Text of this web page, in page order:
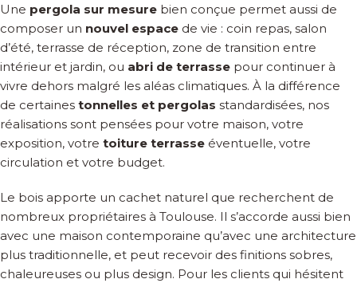
Une pergola sur mesurebien conçue permet aussi de
composer un nouvel espacede vie : coin repas, salon
d’été, terrasse de réception, zone de transition entre
intérieur et jardin, ou abri de terrassepour continuer à
vivre dehors malgré les aléas climatiques. À la différence
de certaines tonnelles et pergolas standardisées, nos
réalisations sont pensées pour votre maison, votre
exposition, votre toiture terrasseéventuelle, votre
circulation et votre budget.
Le bois apporte un cachet naturel que recherchent de
nombreux propriétaires à Toulouse. Il s’accorde aussi bien
avec une maison contemporaine qu’avec une architecture
plus traditionnelle, et peut recevoir des finitions sobres,
chaleureuses ou plus design. Pour les clients qui hésitent